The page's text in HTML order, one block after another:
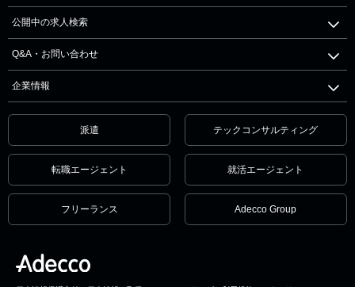
公開中の求人検索
Q&A・お問い合わせ
企業情報
派遣 テックコンサルティング
転職エージェント 就活エージェント
フリーランス Adecco Group